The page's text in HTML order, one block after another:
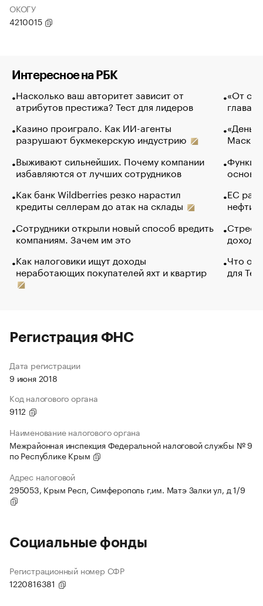
ОКОГУ
4210015
Интересное на РБК
Насколько ваш авторитет зависит от
атрибутов престижа? Тест для лидеров
Казино проиграло. Как ИИ-агенты
разрушают букмекерскую индустрию
Выживают сильнейших. Почему компании
избавляются от лучших сотрудников
Как банк Wildberries резко нарастил
кредиты селлерам до атак на склады
Сотрудники открыли новый способ вредить
компаниям. Зачем им это
Как налоговики ищут доходы
неработающих покупателей яхт и квартир
«От
глава
Маск в
основ
ЕС
нефти
Что
для
Регистрация ФНС
Дата регистрации
9 июня 2018
Код налогового органа
9112
Наименование налогового органа
Межрайонная инспекция Федеральной налоговой службы № 9
по Республике Крым
Адрес налоговой
295053, Крым Респ, Симферополь г,им. Матэ Залки ул, д 1/9
Социальные фонды
Регистрационный номер СФР
1220816381